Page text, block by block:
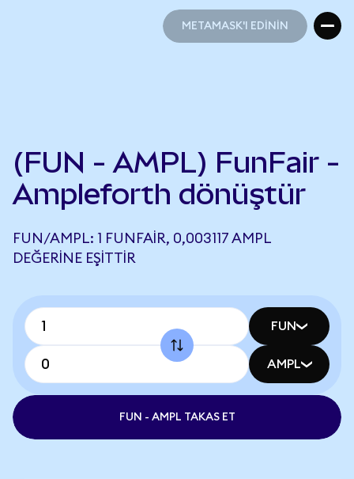
METAMASK'I EDİNİN
(FUN - AMPL) FunFair -
Ampleforth dönüştür
FUN/AMPL: 1 FUNFAIR, 0,003117 AMPL
DEĞERINE EŞITTIR
FUN
AMPL
FUN - AMPL TAKAS ET